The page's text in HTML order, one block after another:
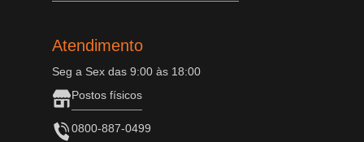
Atendimento
Seg a Sex das 9:00 às 18:00
Postos físicos
0800-887-0499